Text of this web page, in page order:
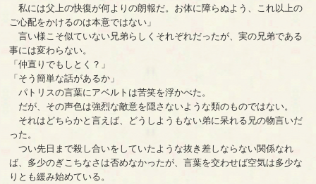
私には父上の快復が何よりの朗報だ。お体に障らぬよう、これ以上の
ご心配をかけるのは本意ではない」
言い様こそ似ていない兄弟らしくそれぞれだったが、実の兄弟である
事には変わらない。
「仲直りでもしとく？」
「そう簡単な話があるか」
パトリスの言葉にアベルトは苦笑を浮かべた。
だが、その声色は強烈な敵意を隠さないような類のものではない。
それはどちらかと言えば、どうしようもない弟に呆れる兄の物言いだ
った。
つい先日まで殺し合いをしていたような抜き差しならない関係なれ
ば、多少のぎこちなさは否めなかったが、言葉を交わせば空気は多少な
りとも緩み始めている。